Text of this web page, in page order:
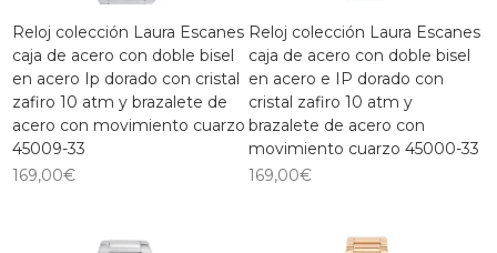
Reloj colección Laura Escanes
caja de acero con doble bisel
en acero Ip dorado con cristal
zafiro 10 atm y brazalete de
acero con movimiento cuarzo
45009-33
169,00€
Reloj colección Laura Escanes
caja de acero con doble bisel
en acero e IP dorado con
cristal zafiro 10 atm y
brazalete de acero con
movimiento cuarzo 45000-33
169,00€